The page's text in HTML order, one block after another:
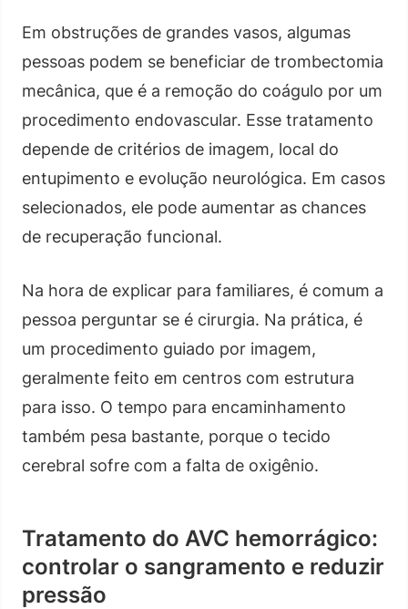
Em obstruções de grandes vasos, algumas
pessoas podem se beneficiar de trombectomia
mecânica, que é a remoção do coágulo por um
procedimento endovascular. Esse tratamento
depende de critérios de imagem, local do
entupimento e evolução neurológica. Em casos
selecionados, ele pode aumentar as chances
de recuperação funcional.
Na hora de explicar para familiares, é comum a
pessoa perguntar se é cirurgia. Na prática, é
um procedimento guiado por imagem,
geralmente feito em centros com estrutura
para isso. O tempo para encaminhamento
também pesa bastante, porque o tecido
cerebral sofre com a falta de oxigênio.
Tratamento do AVC hemorrágico:
controlar o sangramento e reduzir
pressão